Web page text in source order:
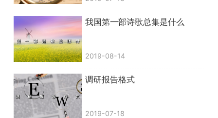
我国第一部诗歌总集是什么
2019-08-14
调研报告格式
2019-07-18